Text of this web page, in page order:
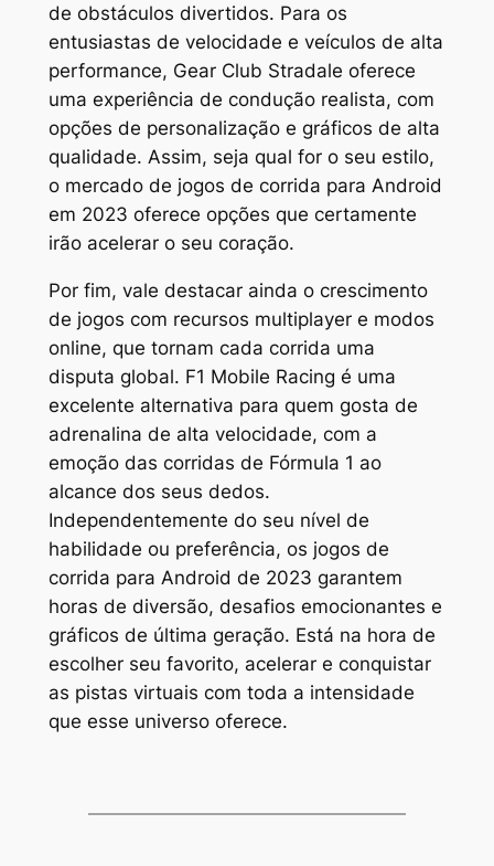
de obstáculos divertidos. Para os
entusiastas de velocidade e veículos de alta
performance, Gear Club Stradale oferece
uma experiência de condução realista, com
opções de personalização e gráficos de alta
qualidade. Assim, seja qual for o seu estilo,
o mercado de jogos de corrida para Android
em 2023 oferece opções que certamente
irão acelerar o seu coração.
Por fim, vale destacar ainda o crescimento
de jogos com recursos multiplayer e modos
online, que tornam cada corrida uma
disputa global. F1 Mobile Racing é uma
excelente alternativa para quem gosta de
adrenalina de alta velocidade, com a
emoção das corridas de Fórmula 1 ao
alcance dos seus dedos.
Independentemente do seu nível de
habilidade ou preferência, os jogos de
corrida para Android de 2023 garantem
horas de diversão, desafios emocionantes e
gráficos de última geração. Está na hora de
escolher seu favorito, acelerar e conquistar
as pistas virtuais com toda a intensidade
que esse universo oferece.